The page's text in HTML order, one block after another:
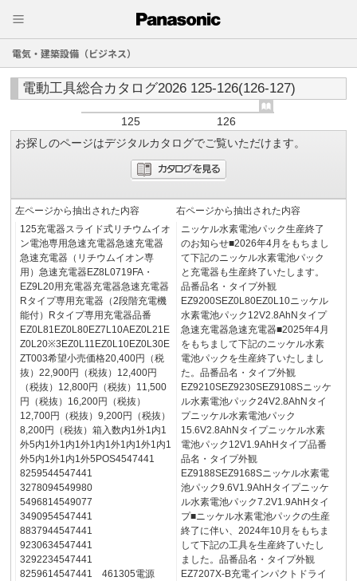
電気・建築設備（ビジネス）
電動工具総合カタログ2026 125-126(126-127)
125
126
お探しのページはデジタルカタログでご覧いただけます。
左ページから抽出された内容
125充電器スライド式リチウムイオ
ン電池専用急速充電器急速充電器
急速充電器（リチウムイオン専
用）急速充電器EZ8L0719FA・
EZ9L20用充電器充電器急速充電器
Rタイプ専用充電器（2段階充電機
能付）Rタイプ専用充電器品番
EZ0L81EZ0L80EZ7L10AEZ0L21E
Z0L20※3EZ0L11EZ0L10EZ0L30E
ZT003希望小売価格20,400円（税
抜）22,900円（税抜）12,400円
（税抜）12,800円（税抜）11,500
円（税抜）16,200円（税抜）
12,700円（税抜）9,200円（税抜）
8,200円（税抜）箱入数内1外1内1
外5内1外1内1外1内1外1内1外1内1
外5内1外1内1外5POS4547441
8259544547441
3278094549980
5496814549077
3490954547441
8837944547441
9230634547441
3292234547441
8259614547441 461305電源
右ページから抽出された内容
ニッケル水素電池パック生産終了
のお知らせ■2026年4月をもちまし
て下記のニッケル水素電池パック
と充電器も生産終了いたします。
品番品名・タイプ外観
EZ9200SEZ0L80EZ0L10ニッケル
水素電池パック12V2.8AhNタイプ
急速充電器急速充電器■2025年4月
をもちまして下記のニッケル水素
電池パックを生産終了いたしまし
た。品番品名・タイプ外観
EZ9210SEZ9230SEZ9108Sニッケ
ル水素電池パック24V2.8AhNタイ
プニッケル水素電池パック
15.6V2.8AhNタイプニッケル水素
電池パック12V1.9AhHタイプ品番
品名・タイプ外観
EZ9188SEZ9168Sニッケル水素電
池パック9.6V1.9AhHタイプニッケ
ル水素電池パック7.2V1.9AhHタイ
プ■ニッケル水素電池パックの生産
終了に伴い、2024年10月をもちま
して下記の工具を生産終了いたし
ました。品番品名・タイプ外観
EZ7207X-B充電インパクトドライ